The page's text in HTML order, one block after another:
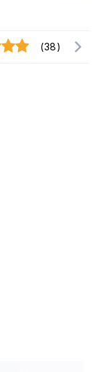
(38)